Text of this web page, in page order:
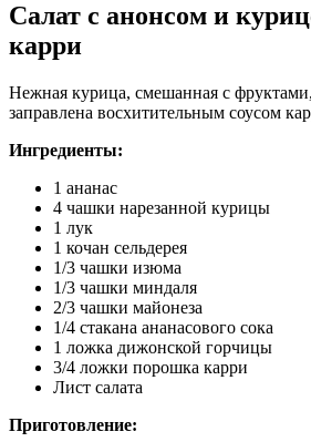
Салат с анонсом и
карри
Нежная курица, смешанная с
заправлена восхитительным соусом
Ингредиенты:
1 ананас
4 чашки нарезанной курицы
1 лук
1 кочан сельдерея
1/3 чашки изюма
1/3 чашки миндаля
2/3 чашки майонеза
1/4 стакана ананасового сока
1 ложка дижонской горчицы
3/4 ложки порошка карри
Лист салата
Приготовление: